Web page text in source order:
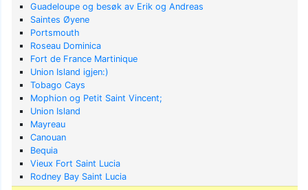
Guadeloupe og besøk av Erik og Andreas
Saintes Øyene
Portsmouth
Roseau Dominica
Fort de France Martinique
Union Island igjen:)
Tobago Cays
Mophion og Petit Saint Vincent;
Union Island
Mayreau
Canouan
Bequia
Vieux Fort Saint Lucia
Rodney Bay Saint Lucia